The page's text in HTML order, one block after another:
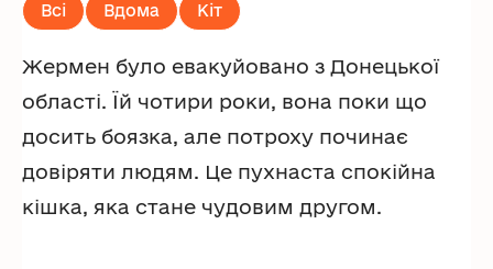
Всі Вдома Кіт
Жермен було евакуйовано з Донецької
області. Їй чотири роки, вона поки що
досить боязка, але потроху починає
довіряти людям. Це пухнаста спокійна
кішка, яка стане чудовим другом.